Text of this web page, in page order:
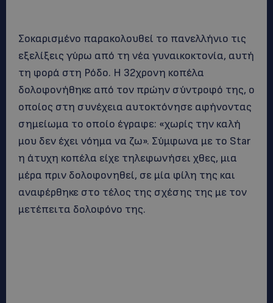
Σοκαρισμένο παρακολουθεί το πανελλήνιο τις
εξελίξεις γύρω από τη νέα γυναικοκτονία, αυτή
τη φορά στη Ρόδο. Η 32χρονη κοπέλα
δολοφονήθηκε από τον πρώην σύντροφό της, ο
οποίος στη συνέχεια αυτοκτόνησε αφήνοντας
σημείωμα το οποίο έγραφε: «χωρίς την καλή
μου δεν έχει νόημα να ζω». Σύμφωνα με το Star
η άτυχη κοπέλα είχε τηλεφωνήσει χθες, μια
μέρα πριν δολοφονηθεί, σε μία φίλη της και
αναφέρθηκε στο τέλος της σχέσης της με τον
μετέπειτα δολοφόνο της.